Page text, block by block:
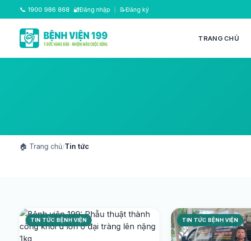
📞 1900 986 868 🔐Đăng nhập 📝Đăng ký
TRANG CHỦ
🏠 Trang chủ/Tin tức
TIN TỨC BỆNH VIỆN TIN TỨC BỆNH VIỆN